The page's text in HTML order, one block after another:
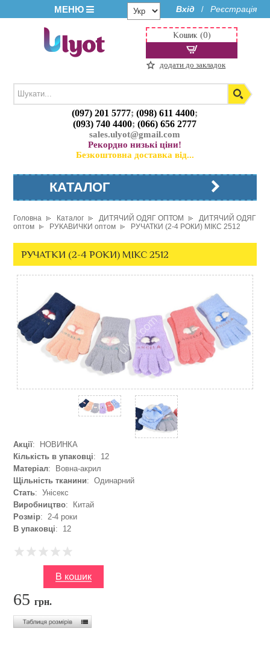
МЕНЮ Вхід / Реєстрація
(097) 201 5777;(098) 611 4400;
(093) 740 4400;(066) 656 2777
sales.ulyot@gmail.com
Рекордно низькі ціни!
Безкоштовна доставка від...
Кошик (0)
додати до закладок
КАТАЛОГ
Головна Каталог ДИТЯЧИЙ ОДЯГ ОПТОМ
ДИТЯЧИЙ ОДЯГ
оптом
РУКАВИЧКИ оптом РУЧАТКИ (2-4 РОКИ) МІКС 2512
РУЧАТКИ (2-4 РОКИ) МІКС 2512
Акції: НОВИНКА
Кількість в упаковці: 12
Матеріал: Вовна-акрил
Щільність тканини: Одинарний
Стать: Унісекс
Виробництво: Китай
Розмір: 2-4 роки
В упаковці: 12
65грн.